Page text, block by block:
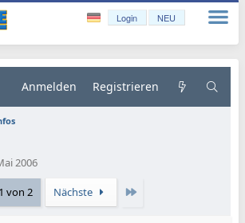
Login NEU
Anmelden Registrieren
2006
1 von 2 Nächste